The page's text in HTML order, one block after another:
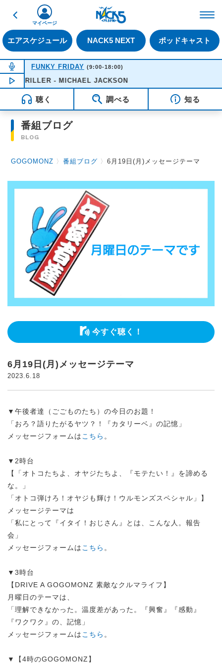
戻る
エアスケジュール NACK5 NEXT ポッドキャスト
マイページ
NOW ON AIR
FUNKY FRIDAY (9:00-18:00)
NOW PLAYING12:21
THRILLER - MICHAEL JACKSON
聴く 調べる 知る
番組ブログ
BLOG
GOGOMONZ 〉番組ブログ 〉6月19日(月)メッセージテーマ
今すぐ聴く！
6月19日(月)メッセージテーマ
2023.6.18
▼午後者達（ごごものたち）の今日のお題！
「おろ？語りたがるヤツ？！『カタリーベ』の記憶」
メッセージフォームはこちら 。
▼2時台
【「オトコたちよ、オヤジたちよ、『モテたい！』を諦める
な。」
「オトコ弾けろ！オヤジも輝け！ウルモンズスペシャル」】
メッセージテーマは
「私にとって『イタイ！おじさん』とは、こんな人。報告
会」
メッセージフォームはこちら 。
▼3時台
【DRIVE A GOGOMONZ 素敵なクルマライフ】
月曜日のテーマは、
「理解できなかった。温度差があった。『興奮』『感動』
『ワクワク』の、記憶」
メッセージフォームはこちら 。
▼【4時のGOGOMONZ】